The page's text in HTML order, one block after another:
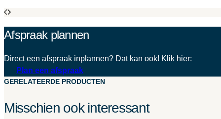
Afspraak plannen
Direct een afspraak inplannen? Dat kan ook! Klik hier:
Plan een afspraak
GERELATEERDE PRODUCTEN
Misschien ook interessant